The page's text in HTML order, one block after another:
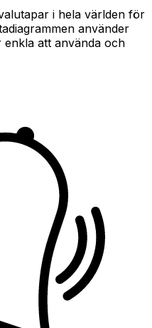
i hela världen för
använder
att använda och